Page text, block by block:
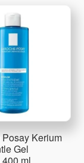
Kerium
Gel
ml